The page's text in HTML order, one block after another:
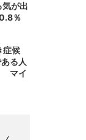
が出
％
症候
る人
マイ